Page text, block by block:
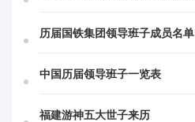
历届国铁集团领导班子成员名单
中国历届领导班子一览表
福建游神五大世子来历